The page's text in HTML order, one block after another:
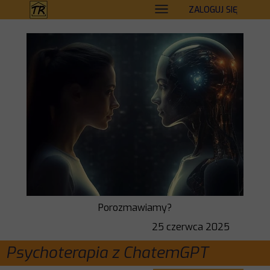
ZALOGUJ SIĘ
Porozmawiamy?
25 czerwca 2025
Psychoterapia z ChatemGPT